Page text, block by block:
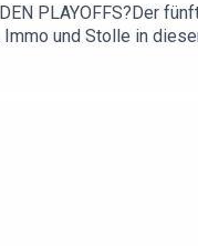
DEN PLAYOFFS?Der
und Stolle in
- Notre
West, MAC, Sun Belt